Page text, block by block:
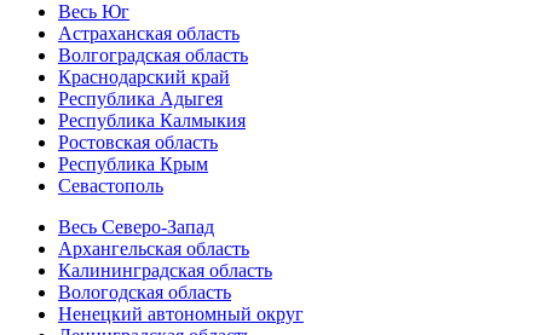
Весь Юг
Астраханская область
Волгоградская область
Краснодарский край
Республика Адыгея
Республика Калмыкия
Ростовская область
Республика Крым
Севастополь
Весь Северо-Запад
Архангельская область
Калининградская область
Вологодская область
Ненецкий автономный округ